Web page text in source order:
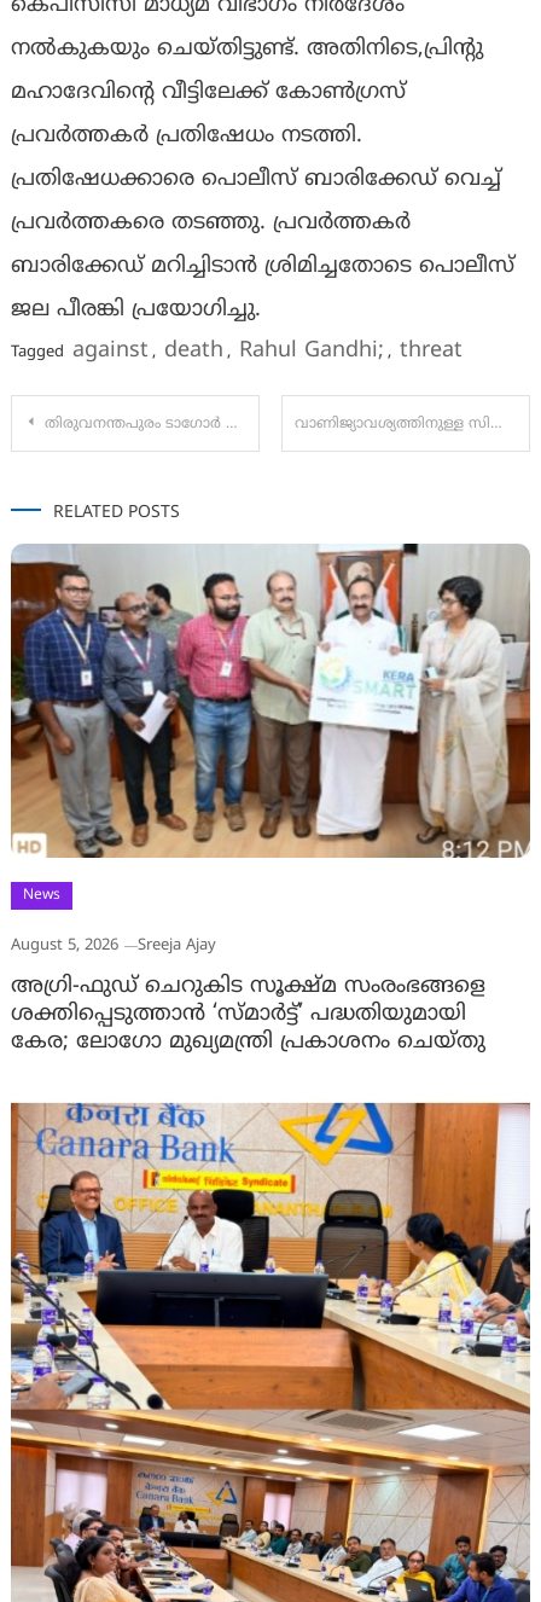
നല്‍കുകയും ചെയ്തിട്ടുണ്ട്. അതിനിടെ,പ്രിൻ്റു
മഹാദേവിന്‍റെ വീട്ടിലേക്ക് കോണ്‍ഗ്രസ്
പ്രവര്‍ത്തകര്‍ പ്രതിഷേധം നടത്തി.
പ്രതിഷേധക്കാരെ പൊലീസ് ബാരിക്കേഡ് വെച്ച്
പ്രവർത്തകരെ തടഞ്ഞു. പ്രവർത്തകർ
ബാരിക്കേഡ് മറിച്ചിടാന്‍ ശ്രിമിച്ചതോടെ പൊലീസ്
ജല പീരങ്കി പ്രയോഗിച്ചു.
Tagged against , death , Rahul Gandhi; , threat
Post
തിരുവനന്തപുരം ടാഗോർ തിയേറ്റർ അങ്കണത്തിൽ വിവര പൊതുജന സമ്പർക്ക വകുപ്പിന്റെ സംസ്ഥാന ഇൻഫർമേഷൻ ഹബ് മുഖ്യമന്ത്രി പിണറായി വിജയൻ ഉദ്ഘാടനം ചെയ്തു. വാണിജ്യാവശ്യത്തിനുള്ള സിലിണ്ടർ വിലയിൽ വർധന; 16 രൂപ കൂട്ടി
RELATED POSTS
News
August 5, 2026 Sreeja Ajay
അഗ്രി-ഫുഡ് ചെറുകിട സൂക്ഷ്മ സംരംഭങ്ങളെ
ശക്തിപ്പെടുത്താന്‍ ‘സ്മാര്‍ട്ട്’ പദ്ധതിയുമായി
കേര; ലോഗോ മുഖ്യമന്ത്രി പ്രകാശനം ചെയ്തു